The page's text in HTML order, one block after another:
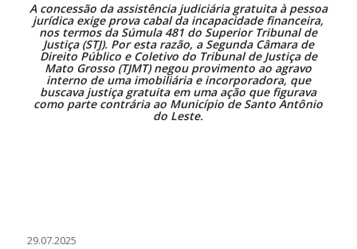
A concessão da assistência judiciária gratuita à pessoa
jurídica exige prova cabal da incapacidade financeira,
nos termos da Súmula 481 do Superior Tribunal de
Justiça (STJ). Por esta razão, a Segunda Câmara de
Direito Público e Coletivo do Tribunal de Justiça de
Mato Grosso (TJMT) negou provimento ao agravo
interno de uma imobiliária e incorporadora, que
buscava justiça gratuita em uma ação que figurava
como parte contrária ao Município de Santo Antônio
do Leste.
29.07.2025